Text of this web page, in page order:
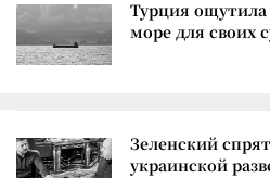
Турция
море для своих
Зеленский
украинской